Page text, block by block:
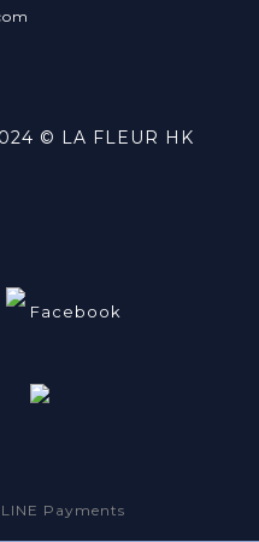
© LA FLEUR HK
Facebook
Payments